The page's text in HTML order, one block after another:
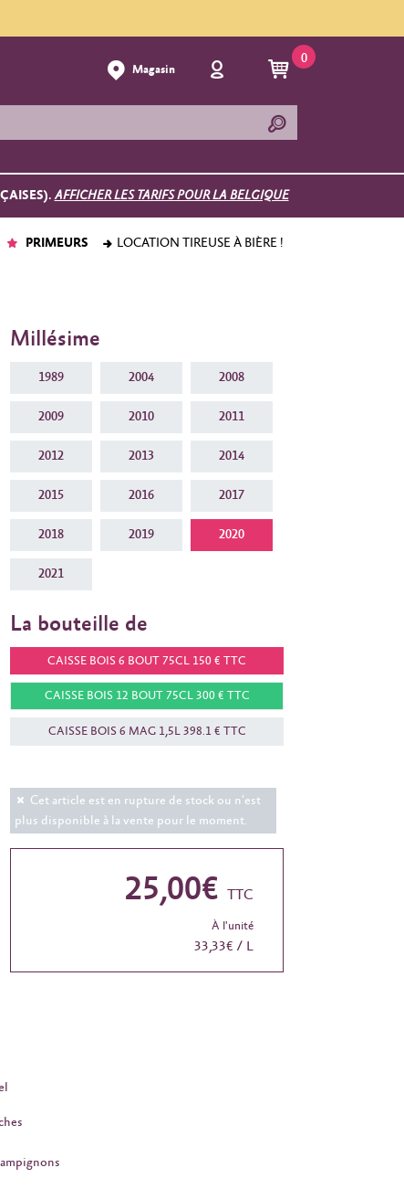
Magasin
0
AFFICHER LES TARIFS POUR LA BELGIQUE
PRIMEURS LOCATION TIREUSE À BIÈRE !
Millésime
1989 2004 2008
2009 2010 2011
2012 2013 2014
2015 2016 2017
2018 2019 2020
2021
La bouteille de
CAISSE BOIS 6 BOUT 75CL 150 € TTC
CAISSE BOIS 12 BOUT 75CL 300 € TTC
CAISSE BOIS 6 MAG 1,5L 398.1 € TTC
Cet article est en rupture de stock ou n'est
plus disponible à la vente pour le moment.
25,00€ TTC
À l'unité
33,33€ / L